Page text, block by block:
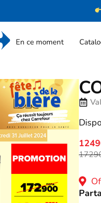
En ce moment